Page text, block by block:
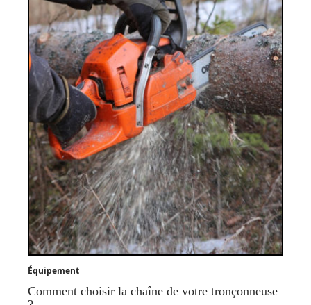
Équipement
Comment choisir la chaîne de votre tronçonneuse